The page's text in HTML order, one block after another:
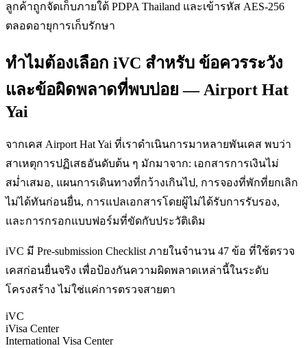
ลูกค้าถูกจัดเก็บภายใต้ PDPA Thailand และเข้ารหัส AES-256
ตลอดอายุการเก็บรักษา
ทำไมต้องเลือก iVC สำหรับ ข้อควรระวัง
และข้อผิดพลาดที่พบบ่อย — Airport Hat
Yai
จากเคส Airport Hat Yai ที่เราดำเนินการมาหลายพันเคส พบว่า
สาเหตุการปฏิเสธอันดับต้น ๆ มักมาจาก: เอกสารการเงินไม่
สม่ำเสมอ, แผนการเดินทางที่กว้างเกินไป, การจองที่พักที่ยกเลิก
ไม่ได้ทันก่อนยื่น, การแปลเอกสารโดยผู้ไม่ได้รับการรับรอง,
และการกรอกแบบฟอร์มที่ขัดกับประวัติเดิม
iVC มี Pre-submission Checklist ภายในจำนวน 47 ข้อ ที่ใช้ตรวจ
เคสก่อนยื่นจริง เพื่อป้องกันความผิดพลาดเหล่านี้ในระดับ
โครงสร้าง ไม่ใช่แค่การตรวจสายตา
iVC
iVisa Center
International Visa Center